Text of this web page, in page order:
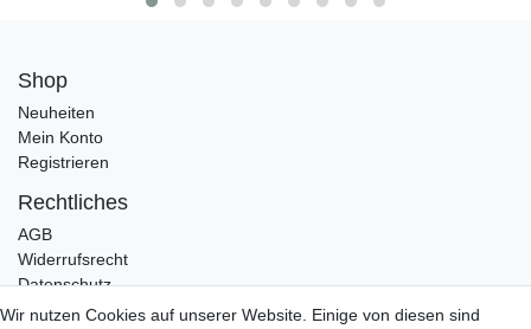
Shop
Neuheiten
Mein Konto
Registrieren
Rechtliches
AGB
Widerrufsrecht
Datenschutz
Impressum
Wir nutzen Cookies auf unserer Website. Einige von diesen sind